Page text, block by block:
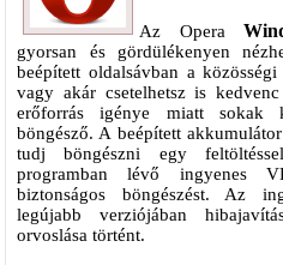
Az Opera
gyorsan és gördülékenyen
beépített oldalsávban a
vagy akár csetelhetsz is
erőforrás igénye miatt sokak
böngésző. A beépített
tudj böngészni egy
programban lévő ingyenes
biztonságos böngészést. Az
legújabb verziójában
orvoslása történt.